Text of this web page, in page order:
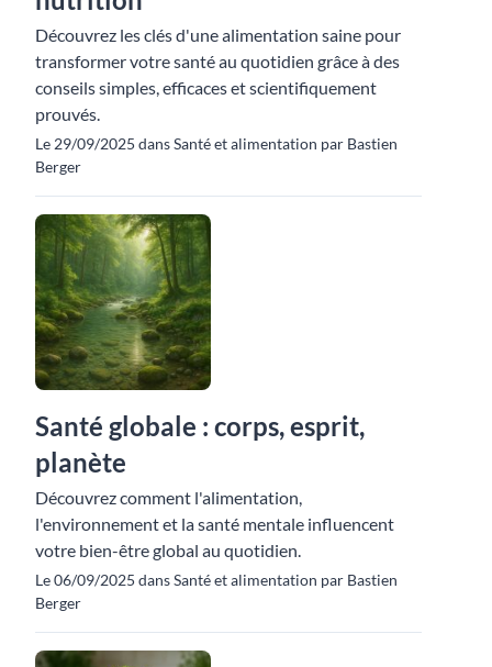
Découvrez les clés d'une alimentation saine pour
transformer votre santé au quotidien grâce à des
conseils simples, efficaces et scientifiquement
prouvés.
Le 29/09/2025 dans Santé et alimentation par Bastien
Berger
Santé globale : corps, esprit,
planète
Découvrez comment l'alimentation,
l'environnement et la santé mentale influencent
votre bien-être global au quotidien.
Le 06/09/2025 dans Santé et alimentation par Bastien
Berger